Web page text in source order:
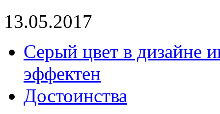
13.05.2017
Серый цвет в дизайне
эффектен
Достоинства